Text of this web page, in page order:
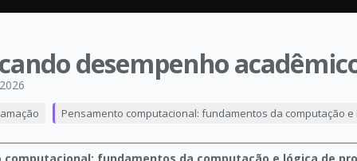
desempenho
Pensamento computacional: fundamentos da computação